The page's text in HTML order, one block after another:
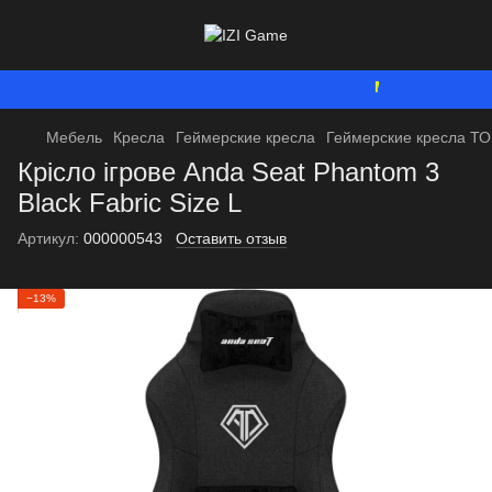
Мы работаем.
Мебель Кресла Геймерские кресла Геймерские кресла
Крісло ігрове Anda Seat Phantom 3
Black Fabric Size L
Артикул: 000000543 Оставить отзыв
−13%